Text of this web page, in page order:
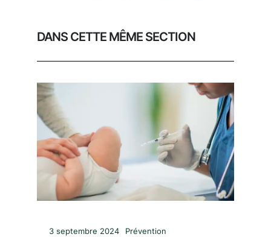
DANS CETTE MÊME SECTION
3 septembre 2024 Prévention